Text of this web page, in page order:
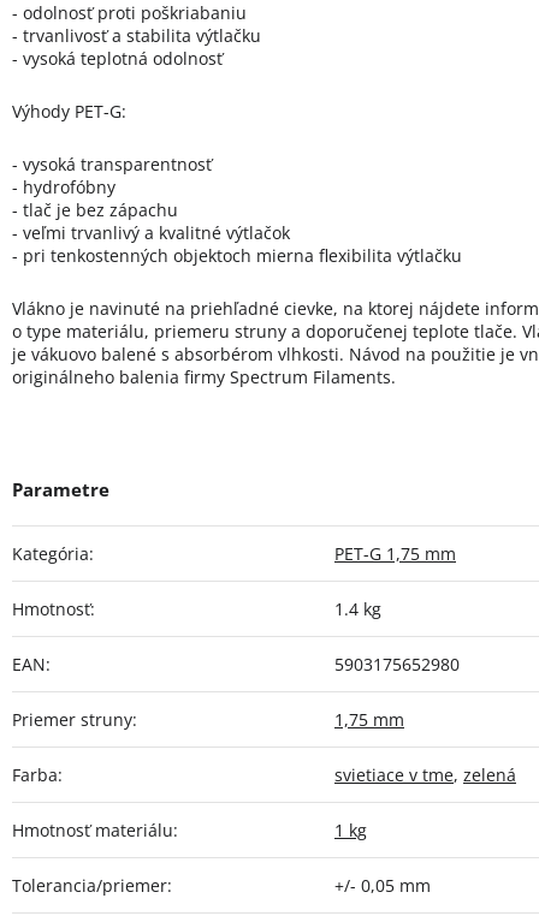
- odolnosť proti poškriabaniu
- trvanlivosť a stabilita výtlačku
- vysoká teplotná odolnosť
Výhody PET-G:
- vysoká transparentnosť
- hydrofóbny
- tlač je bez zápachu
- veľmi trvanlivý a kvalitné výtlačok
- pri tenkostenných objektoch mierna flexibilita výtlačku
Vlákno je navinuté na priehľadné cievke, na ktorej nájdete
o type materiálu, priemeru struny a doporučenej teplote tlače.
je vákuovo balené s absorbérom vlhkosti. Návod na použitie je
originálneho balenia firmy Spectrum Filaments.
Kategória: PET-G 1,75 mm
Hmotnosť: 1.4 kg
EAN: 5903175652980
Priemer struny: 1,75 mm
Farba: svietiace v tme, zelená
Hmotnosť materiálu: 1 kg
Tolerancia/priemer: +/- 0,05 mm